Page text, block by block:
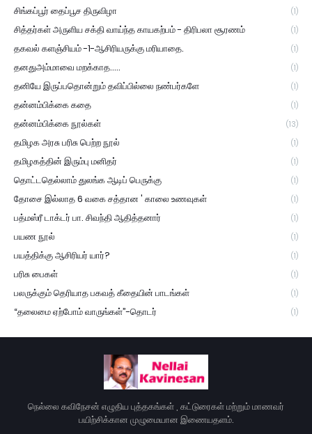
சிங்கப்பூர் தைப்பூச திருவிழா (1)
சித்தர்கள் அருளிய சக்தி வாய்ந்த காயகற்பம் - திரிபலா சூரணம் (1)
தகவல் களஞ்சியம் -1-ஆசிரியருக்கு மரியாதை. (1)
தனதுஅம்மாவை மறக்காத..... (1)
தனியே இருப்பதொன்றும் தவிப்பில்லை நண்பர்களே (1)
தன்னம்பிக்கை கதை (1)
தன்னம்பிக்கை நூல்கள் (13)
தமிழக அரசு பரிசு பெற்ற நூல் (1)
தமிழகத்தின் இரும்பு மனிதர் (1)
தொட்டதெல்லாம் துலங்க ஆடிப் பெருக்கு (1)
தோசை இல்லாத 6 வகை சத்தான ' காலை உணவுகள் (1)
பத்மஸ்ரீ டாக்டர் பா. சிவந்தி ஆதித்தனார் (1)
பயண நூல் (1)
பயத்திக்கு ஆசிரியர் யார்? (1)
பரிசு பைகள் (1)
பலருக்கும் தெரியாத பகவத் கீதையின் பாடங்கள் (1)
“தலைமை ஏற்போம் வாருங்கள்”-தொடர் (1)
நெல்லை கவிநேசன் எழுதிய புத்தகங்கள் , கட்டுரைகள் மற்றும் மாணவர்
பயிற்சிக்கான முழுமையான இணையதளம்.